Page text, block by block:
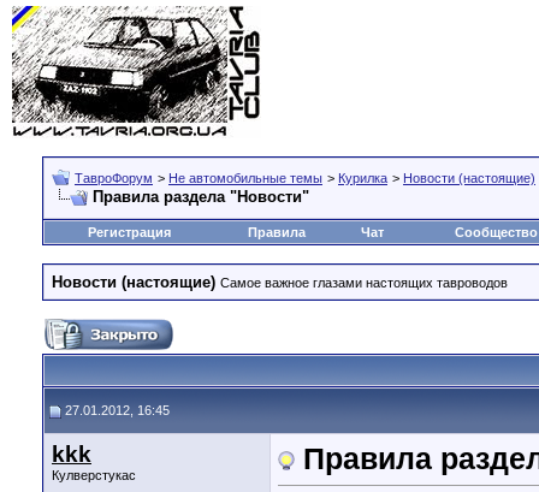
ТавроФорум > Не автомобильные темы > Курилка > Новости (настоящие)
Правила раздела "Новости"
Регистрация Правила Чат Сообщество
Новости (настоящие) Самое важное глазами настоящих тавроводов
27.01.2012, 16:45
kkk
Кулверстукас Правила